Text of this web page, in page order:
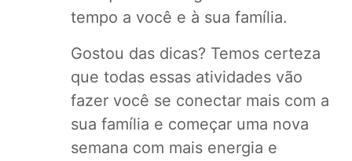
tempo a você e à sua família.
Gostou das dicas? Temos certeza
que todas essas atividades vão
fazer você se conectar mais com a
sua família e começar uma nova
semana com mais energia e